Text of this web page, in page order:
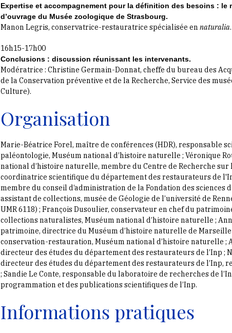
Expertise et accompagnement pour la définition des besoins : le
d’ouvrage du Musée zoologique de Strasbourg.
Manon Legris, conservatrice-restauratrice spécialisée en naturalia.
16h15-17h00
Conclusions : discussion réunissant les intervenants.
Modératrice : Christine Germain-Donnat, cheffe du bureau des
de la Conservation préventive et de la Recherche, Service des
Culture).
Organisation
Marie-Béatrice Forel, maître de conférences (HDR), responsable
paléontologie, Muséum national d’histoire naturelle ; Véronique
national d’histoire naturelle, membre du Centre de Recherche sur
coordinatrice scientifique du département des restaurateurs de
membre du conseil d’administration de la Fondation des sciences
assistant de collections, musée de Géologie de l’université de
UMR 6118) ; François Dusoulier, conservateur en chef du
collections naturalistes, Muséum national d’histoire naturelle ;
patrimoine, directrice du Muséum d’histoire naturelle de Marseille
conservation-restauration, Muséum national d’histoire naturelle ;
directeur des études du département des restaurateurs de l’Inp ;
directeur des études du département des restaurateurs de l’Inp,
; Sandie Le Conte, responsable du laboratoire de recherches de
programmation et des publications scientifiques de l’Inp.
Informations pratiques